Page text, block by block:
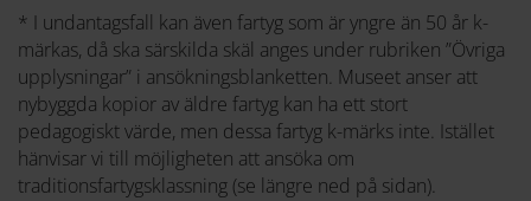
* I undantagsfall kan även fartyg som är yngre än 50 år k-
märkas, då ska särskilda skäl anges under rubriken ”Övriga
upplysningar” i ansökningsblanketten. Museet anser att
nybyggda kopior av äldre fartyg kan ha ett stort
pedagogiskt värde, men dessa fartyg k-märks inte. Istället
hänvisar vi till möjligheten att ansöka om
traditionsfartygsklassning (se längre ned på sidan).